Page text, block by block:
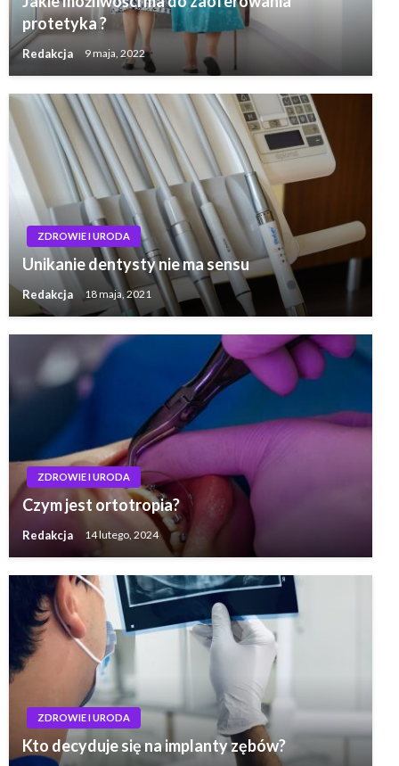
protetyka ?
Redakcja 9 maja, 2022
ZDROWIE I URODA
Unikanie dentysty nie ma sensu
Redakcja 18 maja, 2021
ZDROWIE I URODA
Czym jest ortotropia?
Redakcja 14 lutego, 2024
ZDROWIE I URODA
Kto decyduje się na implanty zębów?